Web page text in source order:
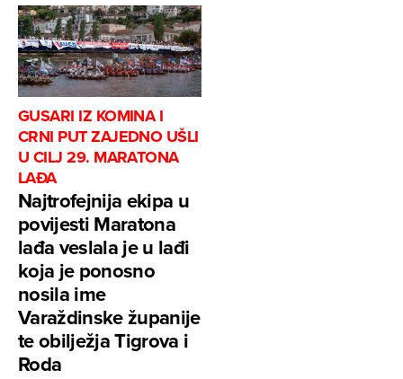
GUSARI IZ KOMINA I
CRNI PUT ZAJEDNO UŠLI
U CILJ 29. MARATONA
LAĐA
Najtrofejnija ekipa u
povijesti Maratona
lađa veslala je u lađi
koja je ponosno
nosila ime
Varaždinske županije
te obilježja Tigrova i
Roda